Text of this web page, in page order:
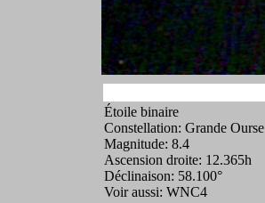
Étoile binaire
Constellation: Grande Ourse
Magnitude: 8.4
Ascension droite: 12.365h
Déclinaison: 58.100°
Voir aussi: WNC4